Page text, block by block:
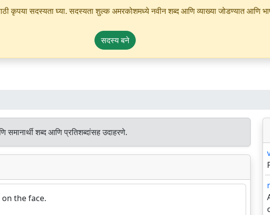
कृपया सदस्यता घ्या. सदस्यता शुल्क अमरकोशमध्ये नवीन शब्द आणि व्याख्या जोडण्यात आणि
सदस्य बने
समानार्थी शब्द आणि प्रतिशब्दांसह उदाहरणे.
the face.